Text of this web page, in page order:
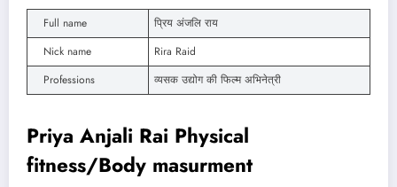
Full name
प्रिय अंजलि राय
Nick name
Rira Raid
Professions
व्यसक उद्योग की फिल्म अभिनेत्री
Priya Anjali Rai Physical
fitness/Body masurment